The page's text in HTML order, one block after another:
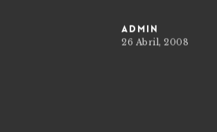
admin
26 Abril, 2008